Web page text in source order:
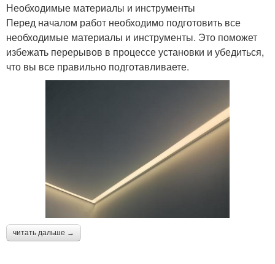
Необходимые материалы и инструменты
Перед началом работ необходимо подготовить все
необходимые материалы и инструменты. Это поможет
избежать перерывов в процессе установки и убедиться,
что вы все правильно подготавливаете.
читать дальше →